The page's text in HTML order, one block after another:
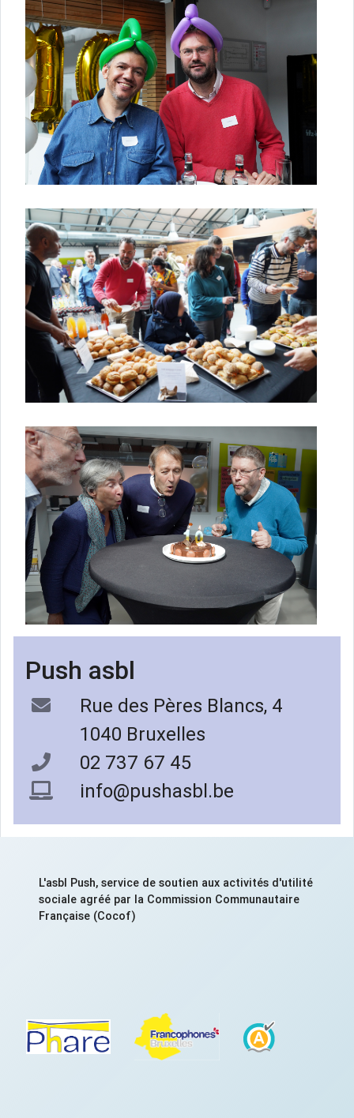
Push asbl
Rue des Pères Blancs, 4
1040 Bruxelles
02 737 67 45
info@pushasbl.be
L'asbl Push, service de soutien aux activités d'utilité
sociale agréé par la Commission Communautaire
Française (Cocof)